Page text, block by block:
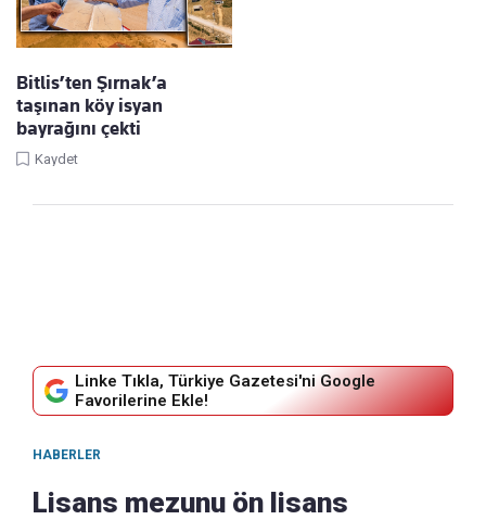
Bitlis’ten Şırnak’a
taşınan köy isyan
bayrağını çekti
Kaydet
Linke Tıkla, Türkiye Gazetesi'ni Google
Favorilerine Ekle!
HABERLER
Lisans mezunu ön lisans